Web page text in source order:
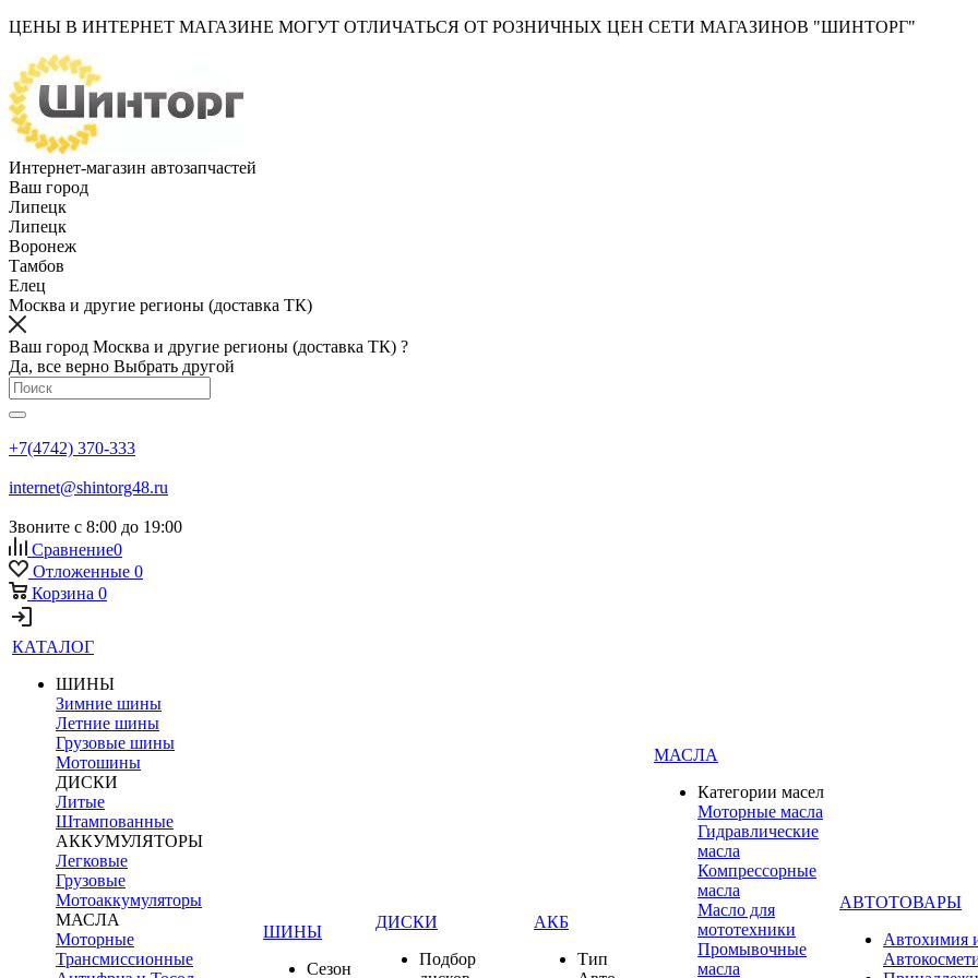
ЦЕНЫ В ИНТЕРНЕТ МАГАЗИНЕ МОГУТ ОТЛИЧАТЬСЯ ОТ РОЗНИЧНЫХ ЦЕН СЕТИ МАГАЗИНОВ "ШИНТОРГ"
Интернет-магазин автозапчастей
Ваш город
Липецк
Липецк
Воронеж
Тамбов
Елец
Москва и другие регионы (доставка ТК)
Ваш город Москва и другие регионы (доставка ТК) ?
Да, все верно Выбрать другой
+7(4742) 370-333
internet@shintorg48.ru
Звоните с 8:00 до 19:00
Сравнение0
Отложенные 0
Корзина 0
КАТАЛОГ
ШИНЫ
Зимние шины
Летние шины
Грузовые шины
Мотошины
ДИСКИ
Литые
Штампованные
АККУМУЛЯТОРЫ
Легковые
Грузовые
Мотоаккумуляторы
МАСЛА
Моторные
Трансмиссионные
ШИНЫ
Сезон
ДИСКИ
Подбор
АКБ
Тип
МАСЛА
Категории масел
Моторные масла
Гидравлические
масла
Компрессорные
масла
Масло для
мототехники
Промывочные
масла
АВТОТОВАРЫ
Автохимия